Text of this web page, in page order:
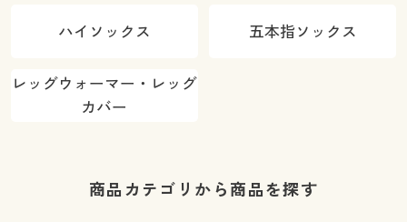
ハイソックス 五本指ソックス
レッグウォーマー・レッグ
カバー
商品カテゴリから商品を探す